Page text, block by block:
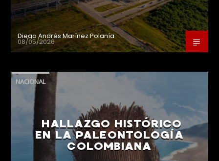
Diego Andrés Marínez Polanía
08/05/2026
NACIONAL
HALLAZGO HISTÓRICO
EN LA PALEONTOLOGÍA
COLOMBIANA